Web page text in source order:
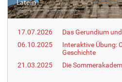
h
e
r
:
17.07.2026
Das Gerundium
06.10.2025
Interaktive Übung:
Geschichte
21.03.2025
Die